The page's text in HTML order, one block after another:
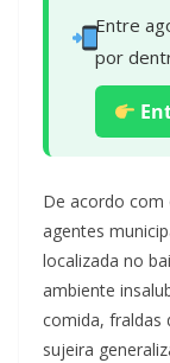
Entre
por
De acordo com
agentes
localizada no
ambiente
comida, fraldas
sujeira